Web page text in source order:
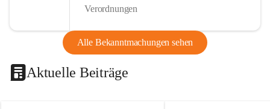
Verordnungen
Alle Bekanntmachungen sehen
Aktuelle Beiträge